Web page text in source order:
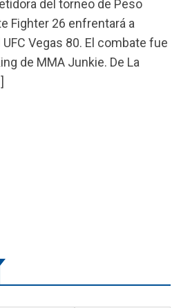
del torneo de Peso
Fighter 26 enfrentará a
Vegas 80. El combate fue
de MMA Junkie. De La